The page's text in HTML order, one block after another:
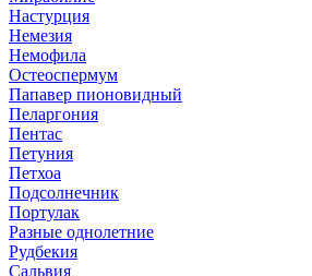
Настурция
Немезия
Немофила
Остеоспермум
Папавер пионовидный
Пеларгония
Пентас
Петуния
Петхоа
Подсолнечник
Портулак
Разные однолетние
Рудбекия
Сальвия